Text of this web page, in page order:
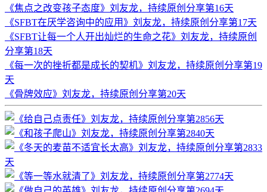
《焦点之改变孩子态度》刘友龙，持续原创分享第16天
《SFBT在厌学咨询中的应用》刘友龙，持续原创分享第17天
《SFBT让每一个人开出灿烂的生命之花》刘友龙，持续原创
分享第18天
《每一次的挫折都是成长的契机》刘友龙，持续原创分享第19
天
《骨牌效应》刘友龙，持续原创分享第20天